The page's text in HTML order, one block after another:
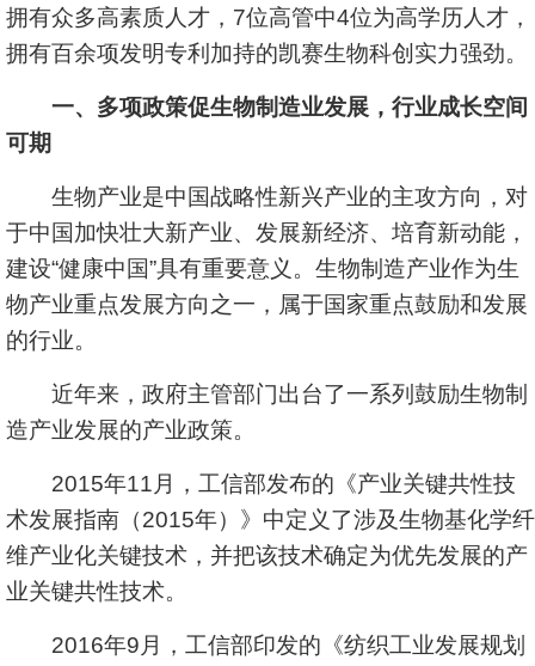
拥有众多高素质人才，7位高管中4位为高学历人才，
拥有百余项发明专利加持的凯赛生物科创实力强劲。
一、多项政策促生物制造业发展，行业成长空间
可期
生物产业是中国战略性新兴产业的主攻方向，对
于中国加快壮大新产业、发展新经济、培育新动能，
建设“健康中国”具有重要意义。生物制造产业作为生
物产业重点发展方向之一，属于国家重点鼓励和发展
的行业。
近年来，政府主管部门出台了一系列鼓励生物制
造产业发展的产业政策。
2015年11月，工信部发布的《产业关键共性技
术发展指南（2015年）》中定义了涉及生物基化学纤
维产业化关键技术，并把该技术确定为优先发展的产
业关键共性技术。
2016年9月，工信部印发的《纺织工业发展规划